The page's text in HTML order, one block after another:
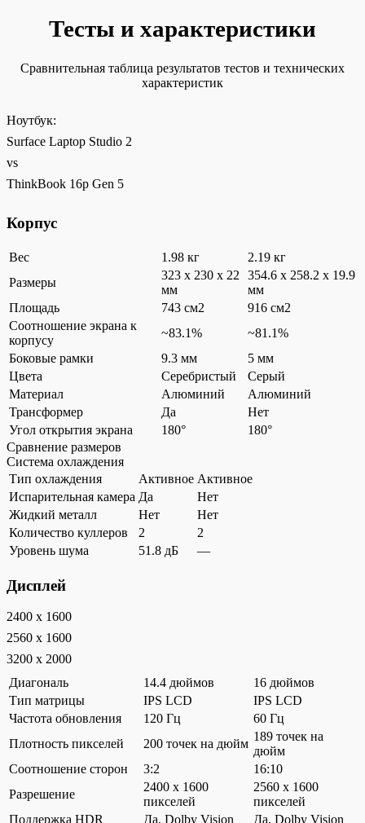
Тесты и характеристики
Сравнительная таблица результатов тестов и технических
характеристик
Ноутбук:
Surface Laptop Studio 2
vs
ThinkBook 16p Gen 5
Корпус
Вес 1.98 кг
2.19 кг
Размеры
323 x 230 x 22
мм
354.6 x 258.2 x 19.9
мм
Площадь
743 см2
916 см2
Соотношение экрана к
корпусу
~83.1%
~81.1%
Боковые рамки
9.3 мм
5 мм
Цвета
Серебристый
Серый
Материал
Алюминий
Алюминий
Трансформер
Да
Нет
Угол открытия экрана
180°
180°
Сравнение размеров
Система охлаждения
Тип охлаждения
Активное Активное
Испарительная камера Да
Нет
Жидкий металл
Нет
Нет
Количество куллеров
2
2
Уровень шума
51.8 дБ —
Дисплей
2400 x 1600
2560 x 1600
3200 x 2000
Диагональ
14.4 дюймов
16 дюймов
Тип матрицы
IPS LCD
IPS LCD
Частота обновления
120 Гц
60 Гц
Плотность пикселей
200 точек на дюйм
189 точек на
дюйм
Соотношение сторон
3:2
16:10
Разрешение
2400 x 1600
пикселей
2560 x 1600
пикселей
Поддержка HDR
Да, Dolby Vision Да, Dolby Vision